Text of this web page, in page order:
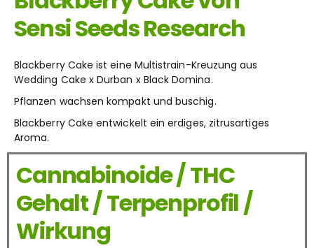
Sensi Seeds Research
Blackberry Cake ist eine Multistrain-Kreuzung aus
Wedding Cake x Durban x Black Domina.
Pflanzen wachsen kompakt und buschig.
Blackberry Cake entwickelt ein erdiges, zitrusartiges
Aroma.
Cannabinoide / THC
Gehalt / Terpenprofil /
Wirkung